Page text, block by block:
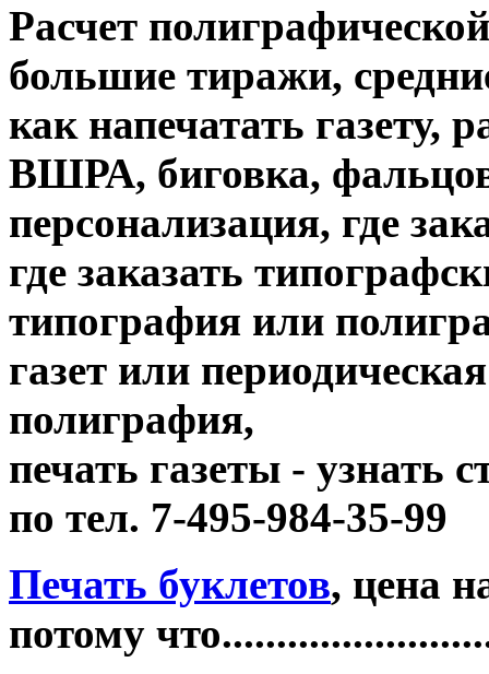
Расчет
большие тиражи,
как напечатать газету,
ВШРА, биговка,
персонализация, где
где заказать
типография или
газет или
полиграфия,
печать газеты - узнать
по тел. 7-495-984-35-99
Печать буклетов, цена
потому